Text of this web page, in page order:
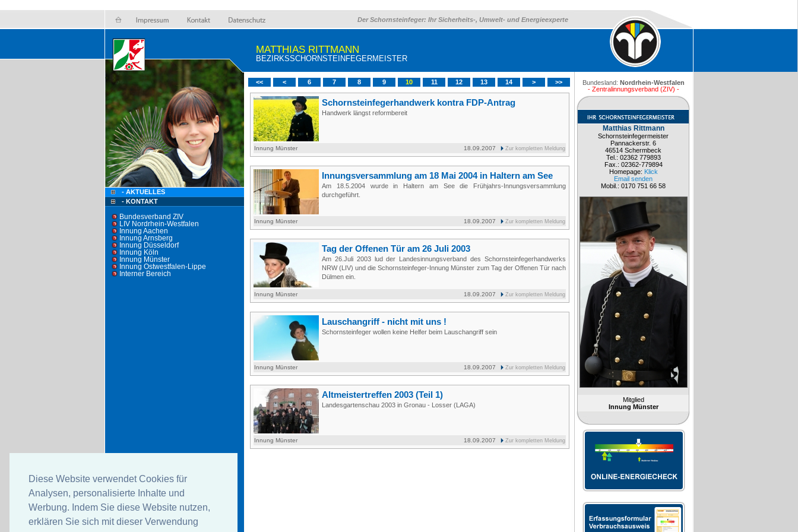
Diese Website verwendet Cookies für
Analysen, personalisierte Inhalte und
Werbung. Indem Sie diese Website nutzen,
erklären Sie sich mit dieser Verwendung
Der Schornsteinfeger: Ihr Sicherheits-, Umwelt- und Energieexperte
- AKTUELLES
- KONTAKT
Bundesverband ZIV
LIV Nordrhein-Westfalen
Innung Aachen
Innung Arnsberg
Innung Düsseldorf
Innung Köln
Innung Münster
Innung Ostwestfalen-Lippe
Interner Bereich
MATTHIAS RITTMANN
BEZIRKSSCHORNSTEINFEGERMEISTER
<< < 6 7 8 9 10 11 12 13 14 > >>
Schornsteinfegerhandwerk kontra FDP-Antrag
Handwerk längst reformbereit
Zur kompletten Meldung
18.09.2007
Innung Münster
Innungsversammlung am 18 Mai 2004 in Haltern am See
Am 18.5.2004 wurde in Haltern am See die Frühjahrs-Innungsversammlung
durchgeführt.
Zur kompletten Meldung
18.09.2007
Innung Münster
Tag der Offenen Tür am 26 Juli 2003
Am 26.Juli 2003 lud der Landesinnungsverband des Schornsteinfegerhandwerks
NRW (LIV) und die Schornsteinfeger-Innung Münster zum Tag der Offenen Tür nach
Dülmen ein.
Zur kompletten Meldung
18.09.2007
Innung Münster
Lauschangriff - nicht mit uns !
Schornsteinfeger wollen keine Helfer beim Lauschangriff sein
Zur kompletten Meldung
18.09.2007
Innung Münster
Altmeistertreffen 2003 (Teil 1)
Landesgartenschau 2003 in Gronau - Losser (LAGA)
Zur kompletten Meldung
18.09.2007
Innung Münster
Bundesland: Nordrhein-Westfalen
- Zentralinnungsverband (ZIV) -
Matthias Rittmann
Schornsteinfegermeister
Pannackerstr. 6
46514 Schermbeck
Tel.: 02362 779893
Fax.: 02362-779894
Homepage: Klick
Email senden
Mobil.: 0170 751 66 58
Mitglied
Innung Münster